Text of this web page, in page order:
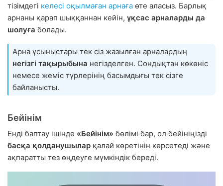
тізімдегі келесі оқылмаған арнаға өте аласыз. Барлық
арнаны қарап шыққаннан кейін, ұқсас арналарды да
шолуға болады.
Арна ұсыныстары тек сіз жазылған арналардың
негізгі тақырыбына негізделген. Сондықтан көкөніс
немесе жеміс түрлерінің басымдығы тек сізге
байланысты.
Бейінім
Енді баптау ішінде «Бейінім» бөлімі бар, ол бейініңізді
басқа қолданушылар қалай көретінін көрсетеді және
ақпаратты тез өңдеуге мүмкіндік береді.